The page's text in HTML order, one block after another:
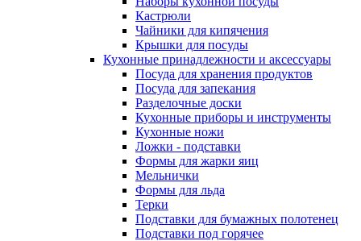
Кастрюли
Чайники для кипячения
Крышки для посуды
Кухонные принадлежности и аксессуары
Посуда для хранения продуктов
Посуда для запекания
Разделочные доски
Кухонные приборы и инструменты
Кухонные ножи
Ложки - подставки
Формы для жарки яиц
Мельнички
Формы для льда
Терки
Подставки для бумажных полотенец
Подставки под горячее